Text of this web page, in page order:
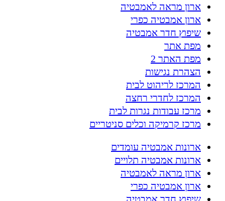
ארון מראה לאמבטיה
ארון אמבטיה כפרי
שיפוץ חדר אמבטיה
מפת אתר
מפת האתר 2
הצהרת נגישות
המרכז לריהוט לבית
המרכז לחדרי רחצה
מרכז עבודות נגרות לבית
מרכז קרמיקה וכלים סניטריים
ארונות אמבטיה עומדים
ארונות אמבטיה תלויים
ארון מראה לאמבטיה
ארון אמבטיה כפרי